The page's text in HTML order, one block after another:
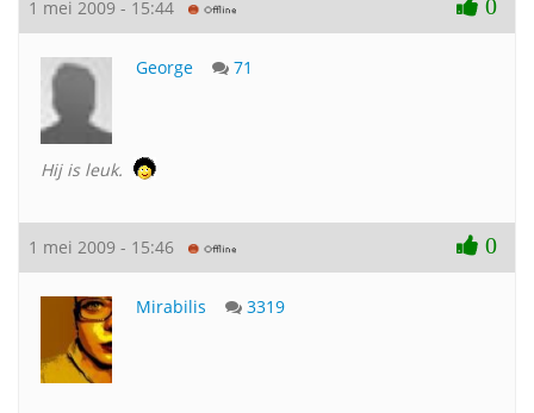
1 mei 2009 - 15:44 0
George 71
Hij is leuk.
1 mei 2009 - 15:46 0
Mirabilis 3319